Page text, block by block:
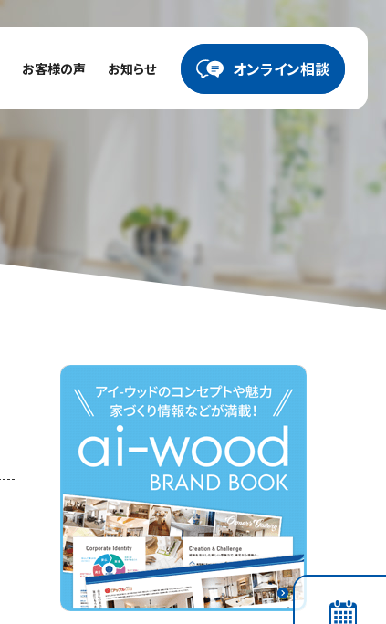
お客様の声 お知らせ オンライン相談